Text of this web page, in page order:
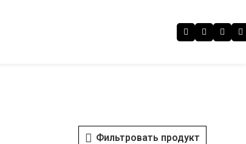
Фильтровать продукт